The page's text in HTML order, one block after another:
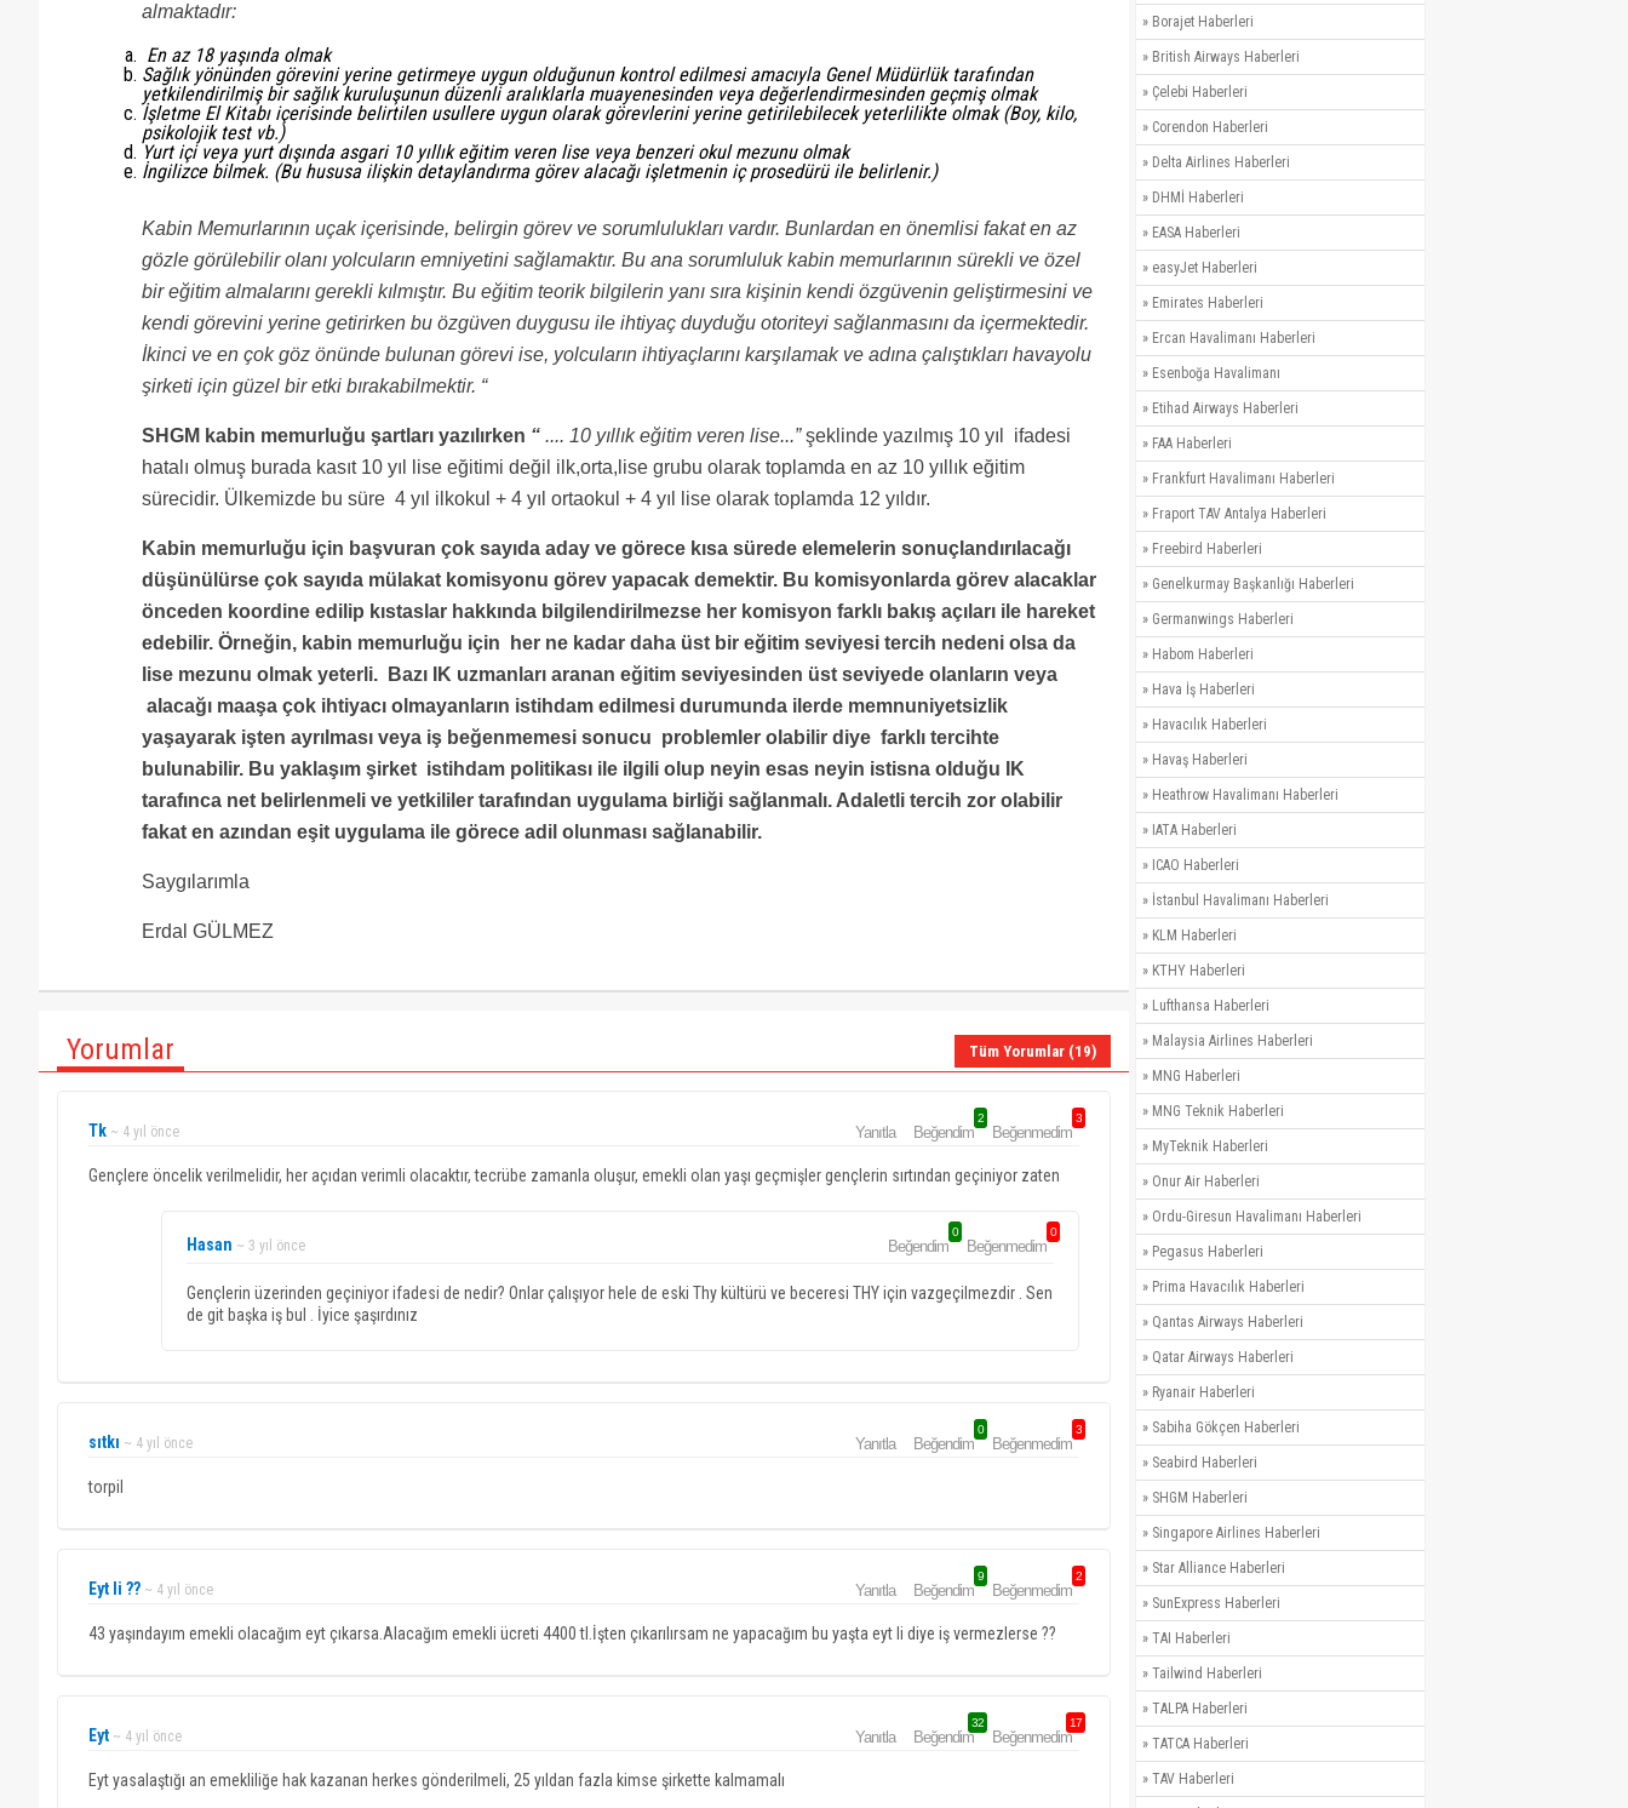
almaktadır:
En az 18 yaşında olmak
Sağlık yönünden görevini yerine getirmeye uygun olduğunun kontrol edilmesi amacıyla Genel Müdürlük tarafından
yetkilendirilmiş bir sağlık kuruluşunun düzenli aralıklarla muayenesinden veya değerlendirmesinden geçmiş olmak
İşletme El Kitabı içerisinde belirtilen usullere uygun olarak görevlerini yerine getirilebilecek yeterlilikte olmak (Boy, kilo,
psikolojik test vb.)
Yurt içi veya yurt dışında asgari 10 yıllık eğitim veren lise veya benzeri okul mezunu olmak
İngilizce bilmek. (Bu hususa ilişkin detaylandırma görev alacağı işletmenin iç prosedürü ile belirlenir.)
Kabin Memurlarının uçak içerisinde, belirgin görev ve sorumlulukları vardır. Bunlardan en önemlisi fakat en az
gözle görülebilir olanı yolcuların emniyetini sağlamaktır. Bu ana sorumluluk kabin memurlarının sürekli ve özel
bir eğitim almalarını gerekli kılmıştır. Bu eğitim teorik bilgilerin yanı sıra kişinin kendi özgüvenin geliştirmesini ve
kendi görevini yerine getirirken bu özgüven duygusu ile ihtiyaç duyduğu otoriteyi sağlanmasını da içermektedir.
İkinci ve en çok göz önünde bulunan görevi ise, yolcuların ihtiyaçlarını karşılamak ve adına çalıştıkları havayolu
şirketi için güzel bir etki bırakabilmektir. “
SHGM kabin memurluğu şartları yazılırken “ .... 10 yıllık eğitim veren lise...”şeklinde yazılmış 10 yıl ifadesi
hatalı olmuş burada kasıt 10 yıl lise eğitimi değil ilk,orta,lise grubu olarak toplamda en az 10 yıllık eğitim
sürecidir. Ülkemizde bu süre 4 yıl ilkokul + 4 yıl ortaokul + 4 yıl lise olarak toplamda 12 yıldır.
Kabin memurluğu için başvuran çok sayıda aday ve görece kısa sürede elemelerin sonuçlandırılacağı
düşünülürse çok sayıda mülakat komisyonu görev yapacak demektir. Bu komisyonlarda görev alacaklar
önceden koordine edilip kıstaslar hakkında bilgilendirilmezse her komisyon farklı bakış açıları ile hareket
edebilir. Örneğin, kabin memurluğu için her ne kadar daha üst bir eğitim seviyesi tercih nedeni olsa da
lise mezunu olmak yeterli. Bazı IK uzmanları aranan eğitim seviyesinden üst seviyede olanların veya
alacağı maaşa çok ihtiyacı olmayanların istihdam edilmesi durumunda ilerde memnuniyetsizlik
yaşayarak işten ayrılması veya iş beğenmemesi sonucu problemler olabilir diye farklı tercihte
bulunabilir. Bu yaklaşım şirket istihdam politikası ile ilgili olup neyin esas neyin istisna olduğu IK
tarafınca net belirlenmeli ve yetkililer tarafından uygulama birliği sağlanmalı. Adaletli tercih zor olabilir
fakat en azından eşit uygulama ile görece adil olunması sağlanabilir.
Saygılarımla
Erdal GÜLMEZ
Yorumlar Tüm Yorumlar (19)
Tk ~ 4 yıl önce Yanıtla Beğendim
2
Beğenmedim
3
Gençlere öncelik verilmelidir, her açıdan verimli olacaktır, tecrübe zamanla oluşur, emekli olan yaşı geçmişler gençlerin sırtından geçiniyor zaten
Hasan ~ 3 yıl önce Beğendim
0
Beğenmedim
0
Gençlerin üzerinden geçiniyor ifadesi de nedir? Onlar çalışıyor hele de eski Thy kültürü ve beceresi THY için vazgeçilmezdir . Sen
de git başka iş bul . İyice şaşırdınız
sıtkı ~ 4 yıl önce Yanıtla Beğendim
0
Beğenmedim
3
torpil
Eyt li ?? ~ 4 yıl önce Yanıtla Beğendim
9
Beğenmedim
2
43 yaşındayım emekli olacağım eyt çıkarsa.Alacağım emekli ücreti 4400 tl.İşten çıkarılırsam ne yapacağım bu yaşta eyt li diye iş vermezlerse ??
Eyt ~ 4 yıl önce Yanıtla Beğendim
32
Beğenmedim
17
Eyt yasalaştığı an emekliliğe hak kazanan herkes gönderilmeli, 25 yıldan fazla kimse şirkette kalmamalı
» Borajet Haberleri
» British Airways Haberleri
» Çelebi Haberleri
» Corendon Haberleri
» Delta Airlines Haberleri
» DHMİ Haberleri
» EASA Haberleri
» easyJet Haberleri
» Emirates Haberleri
» Ercan Havalimanı Haberleri
» Esenboğa Havalimanı
» Etihad Airways Haberleri
» FAA Haberleri
» Frankfurt Havalimanı Haberleri
» Fraport TAV Antalya Haberleri
» Freebird Haberleri
» Genelkurmay Başkanlığı Haberleri
» Germanwings Haberleri
» Habom Haberleri
» Hava İş Haberleri
» Havacılık Haberleri
» Havaş Haberleri
» Heathrow Havalimanı Haberleri
» IATA Haberleri
» ICAO Haberleri
» İstanbul Havalimanı Haberleri
» KLM Haberleri
» KTHY Haberleri
» Lufthansa Haberleri
» Malaysia Airlines Haberleri
» MNG Haberleri
» MNG Teknik Haberleri
» MyTeknik Haberleri
» Onur Air Haberleri
» Ordu-Giresun Havalimanı Haberleri
» Pegasus Haberleri
» Prima Havacılık Haberleri
» Qantas Airways Haberleri
» Qatar Airways Haberleri
» Ryanair Haberleri
» Sabiha Gökçen Haberleri
» Seabird Haberleri
» SHGM Haberleri
» Singapore Airlines Haberleri
» Star Alliance Haberleri
» SunExpress Haberleri
» TAI Haberleri
» Tailwind Haberleri
» TALPA Haberleri
» TATCA Haberleri
» TAV Haberleri